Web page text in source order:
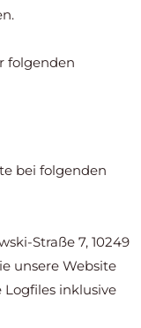
folgenden
bei folgenden
Straße 7, 10249
unsere Website
Logfiles inklusive